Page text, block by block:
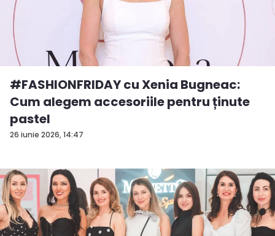
26 iunie 2026, 14:47
#FASHIONFRIDAY cu Xenia Bugneac:
Cum alegem accesoriile pentru ținute
pastel